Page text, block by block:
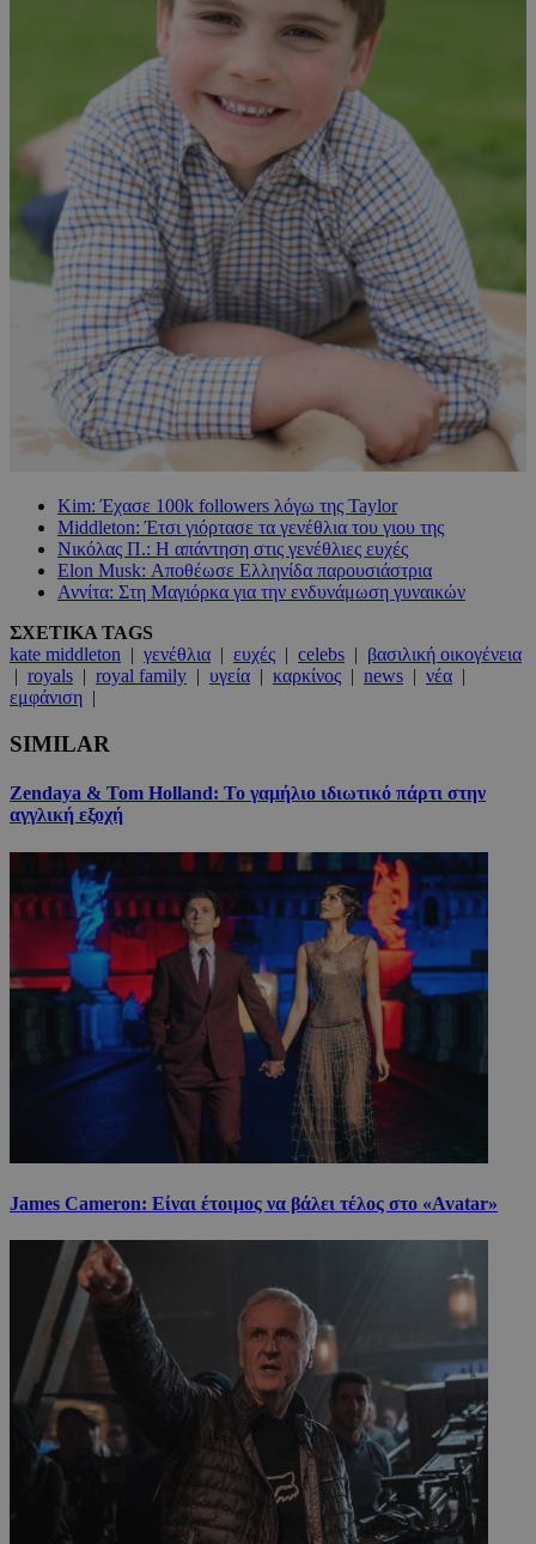
Kim: Έχασε 100k followers λόγω της Taylor
Middleton: Έτσι γιόρτασε τα γενέθλια του γιου της
Νικόλας Π.: Η απάντηση στις γενέθλιες ευχές
Elon Musk: Αποθέωσε Ελληνίδα παρουσιάστρια
Αννίτα: Στη Μαγιόρκα για την ενδυνάμωση γυναικών
ΣΧΕΤΙΚΑ TAGS
kate middleton | γενέθλια | ευχές | celebs | βασιλική οικογένεια
| royals | royal family | υγεία | καρκίνος | news | νέα |
εμφάνιση |
SIMILAR
Zendaya & Tom Holland: Το γαμήλιο ιδιωτικό πάρτι στην
αγγλική εξοχή
James Cameron: Είναι έτοιμος να βάλει τέλος στο «Avatar»